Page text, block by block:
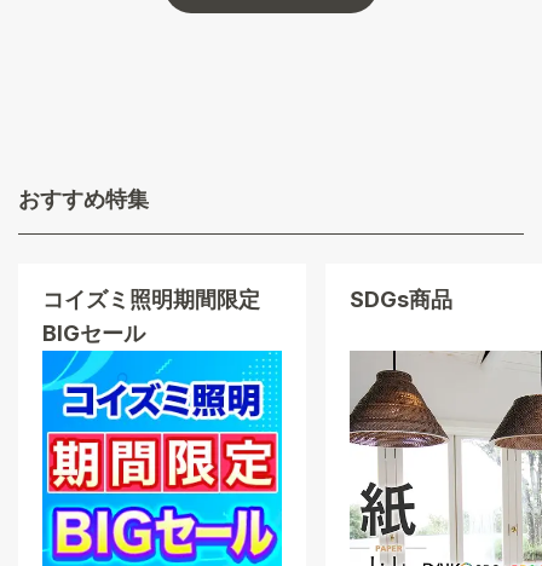
おすすめ特集
コイズミ照明期間限定
BIGセール
SDGs商品